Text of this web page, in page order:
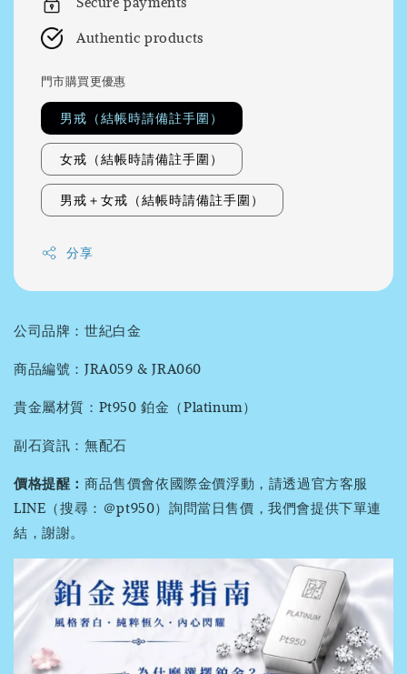
Authentic products
門市購買更優惠
男戒（結帳時請備註手圍）
女戒（結帳時請備註手圍）
男戒＋女戒（結帳時請備註手圍）
分享
公司品牌：世紀白金
商品編號：JRA059 & JRA060
貴金屬材質：Pt950 鉑金（Platinum）
副石資訊：無配石
價格提醒： 商品售價會依國際金價浮動，請透過官方客服
LINE（搜尋：＠pt950）詢問當日售價，我們會提供下單連
結，謝謝。